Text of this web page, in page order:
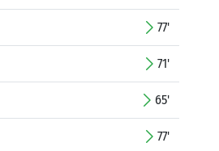
77'
71'
65'
77'